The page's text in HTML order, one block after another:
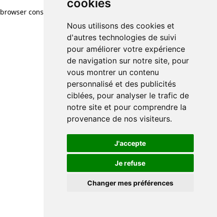
cookies
Nous utilisons des cookies et
d'autres technologies de suivi
pour améliorer votre expérience
de navigation sur notre site, pour
vous montrer un contenu
personnalisé et des publicités
ciblées, pour analyser le trafic de
notre site et pour comprendre la
provenance de nos visiteurs.
J'accepte
Je refuse
Changer mes préférences
browser console for more information)